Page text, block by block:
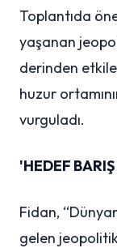
Toplantıda
yaşanan
derinden
huzur
vurguladı.
'HEDEF
Fidan,
gelen